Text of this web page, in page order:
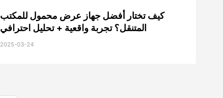
كيف تختار أفضل جهاز عرض محمول للمكتب
المتنقل؟ تجربة واقعية + تحليل احترافي
2025-03-24